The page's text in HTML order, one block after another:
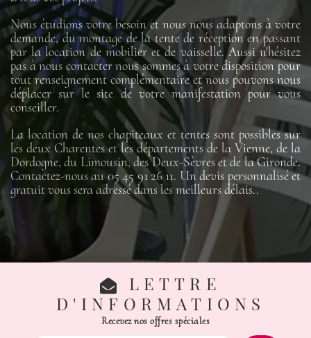
Nous étudions votre besoin et nous nous adaptons à votre
demande, du montage de la tente de réception en passant
par la location de mobilier et de vaisselle. Aussi n'hésitez
pas à nous contacter nous sommes à votre disposition pour
tout renseignement complémentaire et nous pouvons nous
déplacer sur le site de votre manifestation pour vous
conseiller.
La location de nos chapiteaux et tentes sont possibles sur
les deux Charentes et les départements de la Vienne, de la
Dordogne, du Limousin, des Deux-Sèvres et de la Gironde.
Contactez-nous au 05 45 91 26 11. Un devis personnalisé et
gratuit vous sera adressé dans les meilleurs délais..
LETTRE
D'INFORMATIONS
Recevez nos offres spéciales